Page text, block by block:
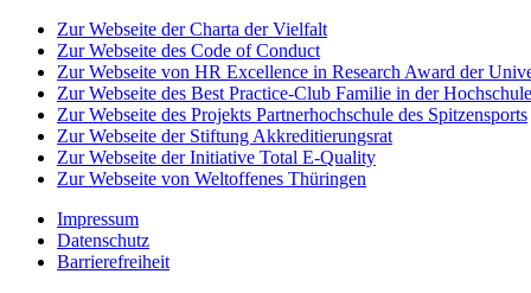
Zur Webseite der Charta der Vielfalt
Zur Webseite des Code of Conduct
Zur Webseite von HR Excellence in Research Award der
Zur Webseite des Best Practice-Club Familie in der Hochschule
Zur Webseite des Projekts Partnerhochschule des Spitzensports
Zur Webseite der Stiftung Akkreditierungsrat
Zur Webseite der Initiative Total E-Quality
Zur Webseite von Weltoffenes Thüringen
Impressum
Datenschutz
Barrierefreiheit